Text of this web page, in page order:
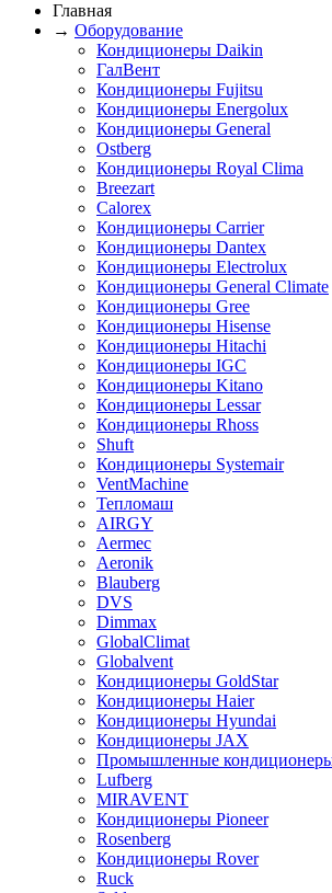
Главная
→ Оборудование
Кондиционеры Daikin
ГалВент
Кондиционеры Fujitsu
Кондиционеры Energolux
Кондиционеры General
Ostberg
Кондиционеры Royal Clima
Breezart
Calorex
Кондиционеры Carrier
Кондиционеры Dantex
Кондиционеры Electrolux
Кондиционеры General Climate
Кондиционеры Gree
Кондиционеры Hisense
Кондиционеры Hitachi
Кондиционеры IGC
Кондиционеры Kitano
Кондиционеры Lessar
Кондиционеры Rhoss
Shuft
Кондиционеры Systemair
VentMachine
Тепломаш
AIRGY
Aermec
Aeronik
Blauberg
DVS
Dimmax
GlobalClimat
Globalvent
Кондиционеры GoldStar
Кондиционеры Haier
Кондиционеры Hyundai
Кондиционеры JAX
Промышленные
Lufberg
MIRAVENT
Кондиционеры Pioneer
Rosenberg
Кондиционеры Rover
Ruck